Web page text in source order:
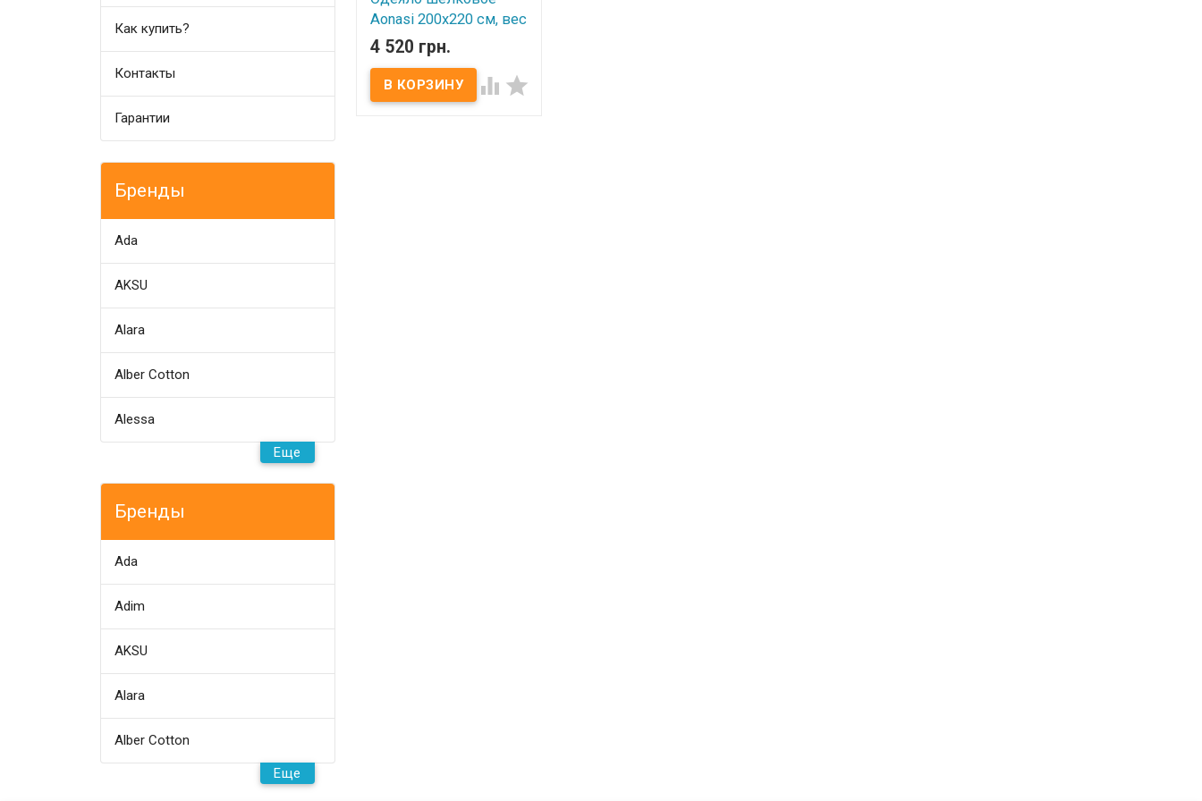
Как купить?
Контакты
Гарантии
Бренды
Ada
AKSU
Alara
Alber Cotton
Alessa
Еще
Бренды
Ada
Adim
AKSU
Alara
Alber Cotton
Еще
Aonasi 200x220 см, вес
1.5 кг молочное
В наличии
Производитель: Китай
4 520 грн.
 